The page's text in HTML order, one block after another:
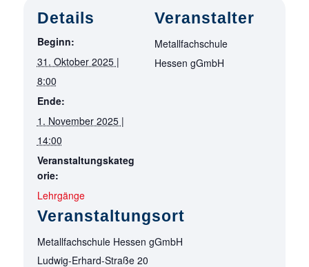
Details
Beginn:
31. Oktober 2025 |
8:00
Ende:
1. November 2025 |
14:00
Veranstaltungskateg
orie:
Lehrgänge
Veranstaltungsort
Metallfachschule Hessen gGmbH
Ludwig-Erhard-Straße 20
Veranstalter
Metallfachschule
Hessen gGmbH